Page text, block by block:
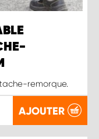
remorque.
AJOUTER